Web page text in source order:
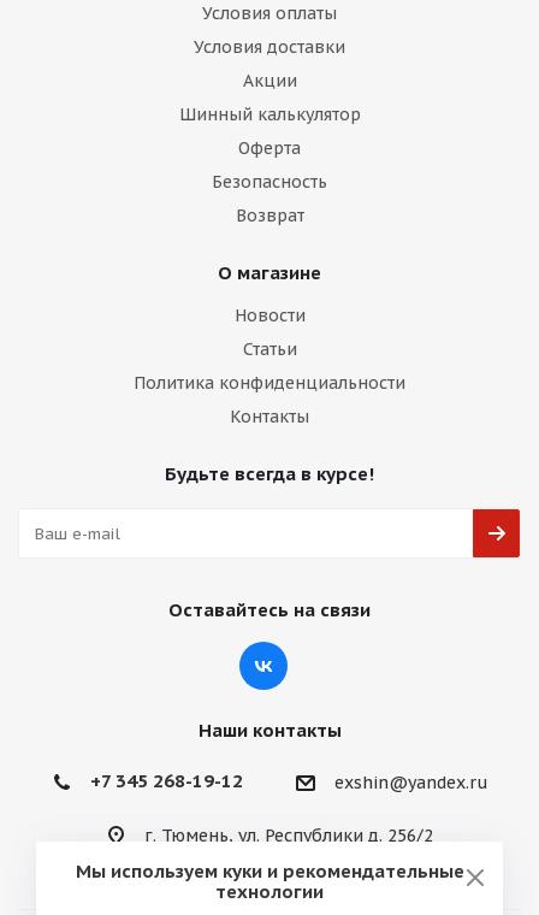
Условия оплаты
Условия доставки
Акции
Шинный калькулятор
Оферта
Безопасность
Возврат
О магазине
Новости
Статьи
Политика конфиденциальности
Контакты
Будьте всегда в курсе!
Оставайтесь на связи
Наши контакты
+7 345 268-19-12 exshin@yandex.ru
г. Тюмень, ул. Республики д. 256/2
Мы используем куки и рекомендательные
технологии